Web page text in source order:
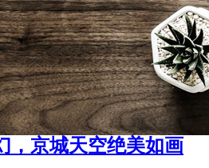
，京城天空绝美如画